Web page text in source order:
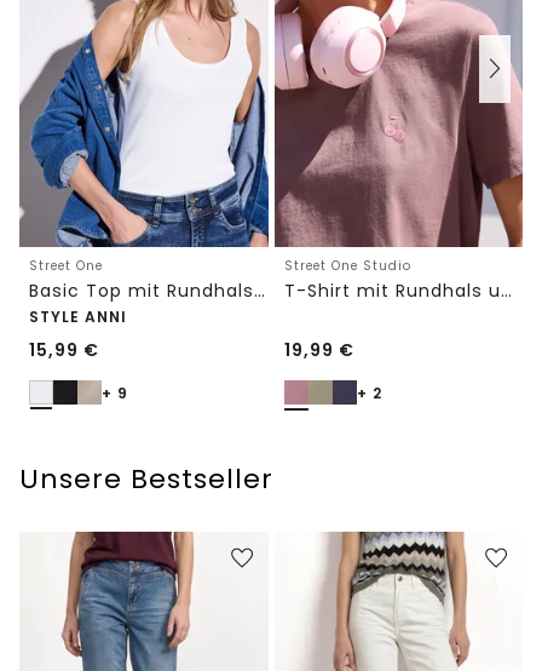
Street One
Basic Top mit Rundhals in Unifarbe
STYLE ANNI
15,99 €
+ 9
Street One Studio
T-Shirt mit Rundhals und Embroidery-Detail
19,99 €
+ 2
Unsere Bestseller